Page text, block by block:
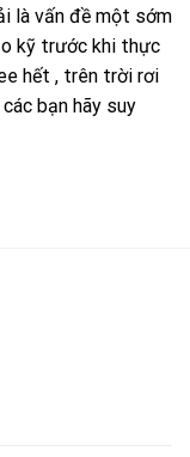
là vấn đề một sớm
kỹ trước khi thực
hết , trên trời rơi
bạn hãy suy